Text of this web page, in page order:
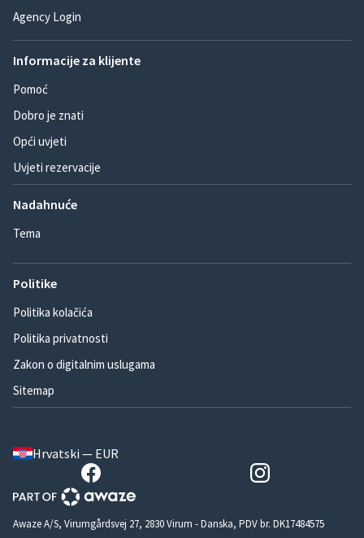
Agency Login
Informacije za klijente
Pomoć
Dobro je znati
Opći uvjeti
Uvjeti rezervacije
Nadahnuće
Tema
Politike
Politika kolačića
Politika privatnosti
Zakon o digitalnim uslugama
Sitemap
Hrvatski — EUR
Awaze A/S, Virumgårdsvej 27, 2830 Virum - Danska, PDV br. DK17484575